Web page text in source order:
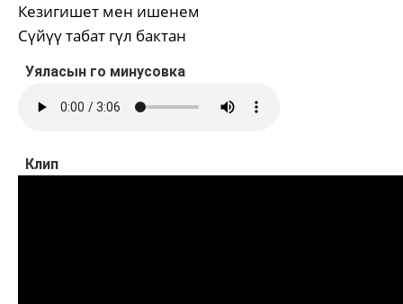
Кезигишет мен ишенем
Сүйүү табат гүл бактан
Уяласын го минусовка
Клип